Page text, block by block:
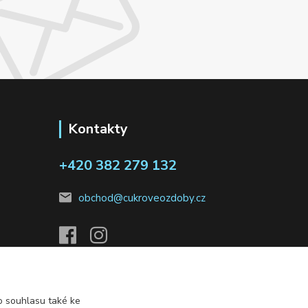
Kontakty
+420 382 279 132
obchod@cukroveozdoby.cz
souhlasu také ke